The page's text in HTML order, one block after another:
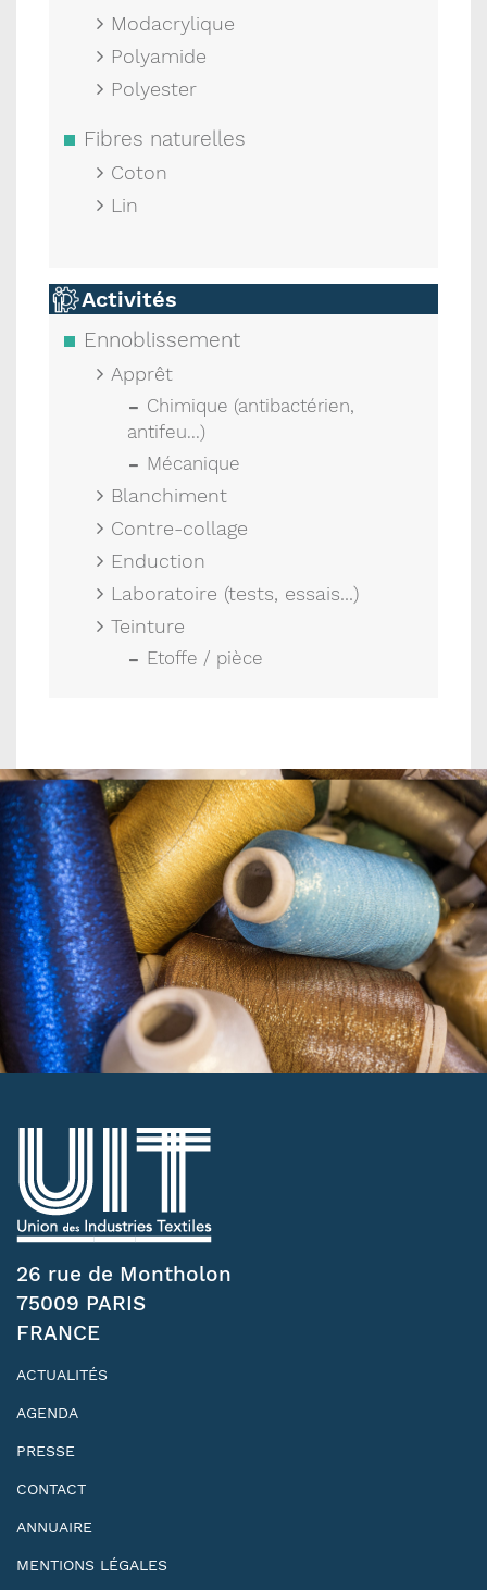
Modacrylique
Polyamide
Polyester
Fibres naturelles
Coton
Lin
Activités
Ennoblissement
Apprêt
Chimique (antibactérien,
antifeu...)
Mécanique
Blanchiment
Contre-collage
Enduction
Laboratoire (tests, essais...)
Teinture
Etoffe / pièce
26 rue de Montholon
75009 PARIS
FRANCE
ACTUALITÉS
AGENDA
PRESSE
CONTACT
ANNUAIRE
MENTIONS LÉGALES